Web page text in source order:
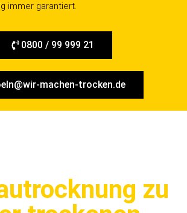
immer garantiert.
0800 / 99 999 21
machen-trocken.de
zu